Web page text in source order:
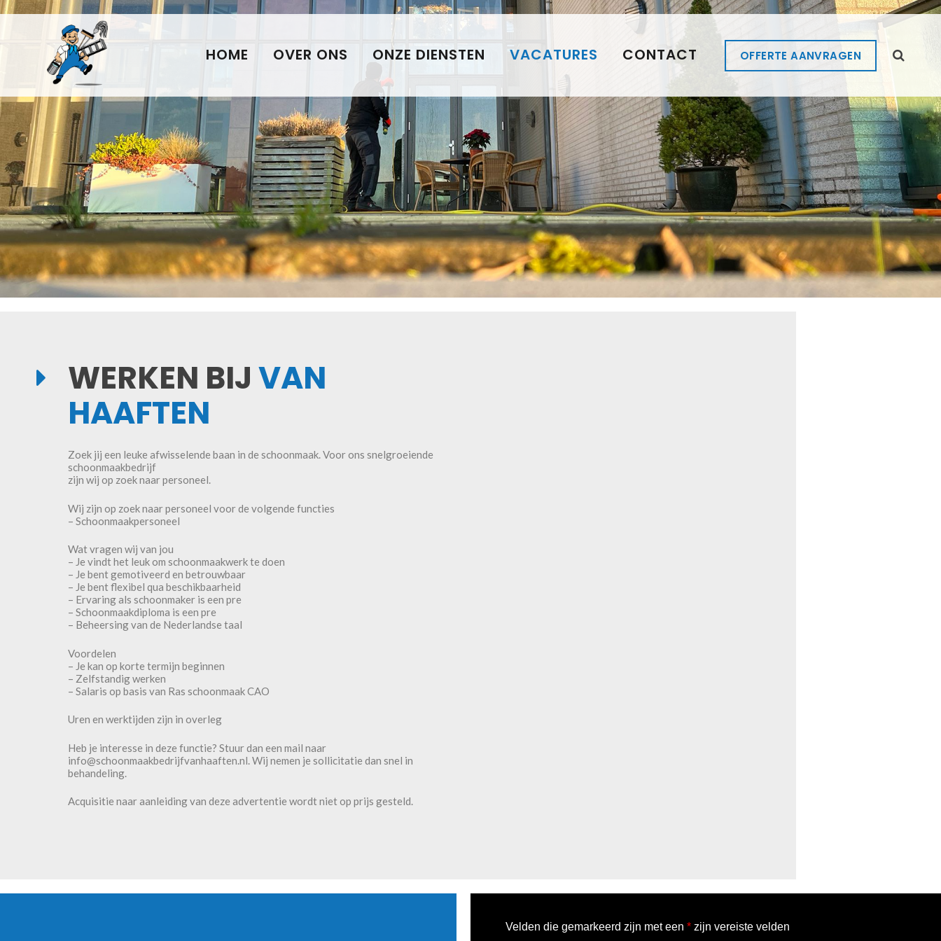
HOME OVER ONS ONZE DIENSTEN VACATURES CONTACT OFFERTE AANVRAGEN
WERKEN BIJVAN
HAAFTEN
Zoek jij een leuke afwisselende baan in de schoonmaak. Voor ons snelgroeiende
schoonmaakbedrijf
zijn wij op zoek naar personeel.
Wij zijn op zoek naar personeel voor de volgende functies
– Schoonmaakpersoneel
Wat vragen wij van jou
– Je vindt het leuk om schoonmaakwerk te doen
– Je bent gemotiveerd en betrouwbaar
– Je bent flexibel qua beschikbaarheid
– Ervaring als schoonmaker is een pre
– Schoonmaakdiploma is een pre
– Beheersing van de Nederlandse taal
Voordelen
– Je kan op korte termijn beginnen
– Zelfstandig werken
– Salaris op basis van Ras schoonmaak CAO
Uren en werktijden zijn in overleg
Heb je interesse in deze functie? Stuur dan een mail naar
info@schoonmaakbedrijfvanhaaften.nl. Wij nemen je sollicitatie dan snel in
behandeling.
Acquisitie naar aanleiding van deze advertentie wordt niet op prijs gesteld.
Velden die gemarkeerd zijn met een * zijn vereiste velden